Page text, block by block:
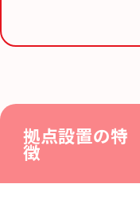
拠点設置の特
徴